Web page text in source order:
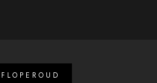
FLOPEROUD